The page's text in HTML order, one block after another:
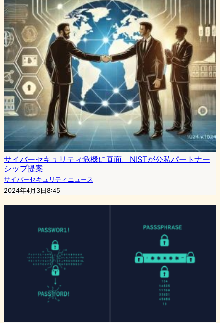
サイバーセキュリティ危機に直面、NISTが公私パートナー
シップ提案
サイバーセキュリティニュース
2024年4月3日8:45